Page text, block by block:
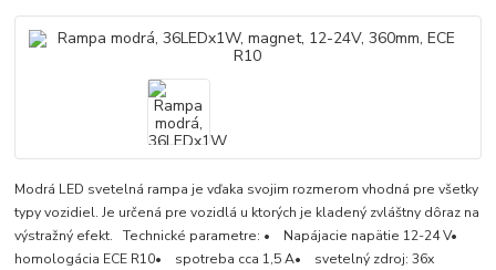
Modrá LED svetelná rampa je vďaka svojim rozmerom vhodná pre všetky
typy vozidiel. Je určená pre vozidlá u ktorých je kladený zvláštny dôraz na
výstražný efekt. Technické parametre: • Napájacie napätie 12-24 V•
homologácia ECE R10• spotreba cca 1,5 A• svetelný zdroj: 36x